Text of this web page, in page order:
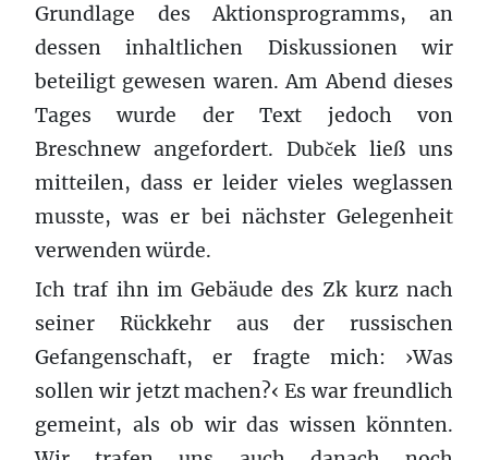
Grundlage des Aktionsprogramms, an
dessen inhaltlichen Diskussionen wir
beteiligt gewesen waren. Am Abend dieses
Tages wurde der Text jedoch von
Breschnew angefordert. Dubček ließ uns
mitteilen, dass er leider vieles weglassen
musste, was er bei nächster Gelegenheit
verwenden würde.
Ich traf ihn im Gebäude des Zk kurz nach
seiner Rückkehr aus der russischen
Gefangenschaft, er fragte mich: ›Was
sollen wir jetzt machen?‹ Es war freundlich
gemeint, als ob wir das wissen könnten.